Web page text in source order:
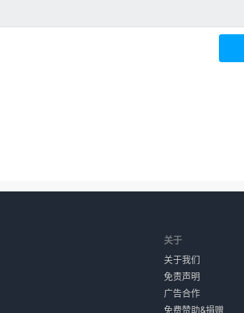
关于
关于我们
免责声明
广告合作
免费赞助&捐赠